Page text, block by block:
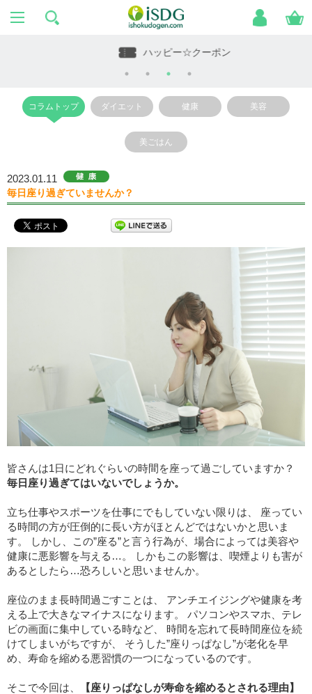
ハッピー☆クーポン
コラムトップ ダイエット 健康 美容
美ごはん
2023.01.11
毎日座り過ぎていませんか？
皆さんは1日にどれぐらいの時間を座って過ごしていますか？
毎日座り過ぎてはいないでしょうか。
立ち仕事やスポーツを仕事にでもしていない限りは、 座ってい
る時間の方が圧倒的に長い方がほとんどではないかと思いま
す。 しかし、この”座る”と言う行為が、場合によっては美容や
健康に悪影響を与える…。 しかもこの影響は、喫煙よりも害が
あるとしたら…恐ろしいと思いませんか。
座位のまま長時間過ごすことは、 アンチエイジングや健康を考
える上で大きなマイナスになります。 パソコンやスマホ、テレ
ビの画面に集中している時など、 時間を忘れて長時間座位を続
けてしまいがちですが、 そうした”座りっぱなし”が老化を早
め、寿命を縮める悪習慣の一つになっているのです。
そこで今回は、
【座りっぱなしが寿命を縮めるとされる理由】